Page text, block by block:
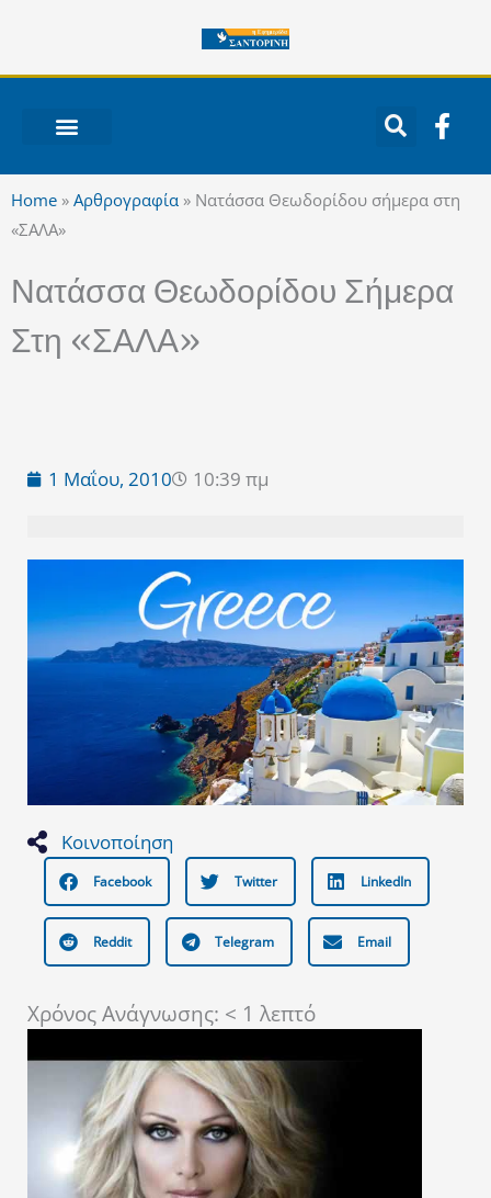
περιεχόμενο
F
a
e
b
k
Home » Αρθρογραφία » Νατάσσα Θεωδορίδου σήμερα στη
«ΣΑΛΑ»
Νατάσσα Θεωδορίδου Σήμερα
Στη «ΣΑΛΑ»
1 Μαΐου, 2010 10:39 πμ
Κοινοποίηση
Facebook Twitter LinkedIn
Reddit Telegram Email
Χρόνος Ανάγνωσης: < 1 λεπτό